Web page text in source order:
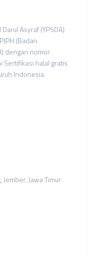
Asyraf (YPSDA)
(Badan
dengan nomor
halal gratis
Indonesia.
Jawa Timur